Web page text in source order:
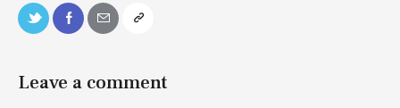
Leave a comment